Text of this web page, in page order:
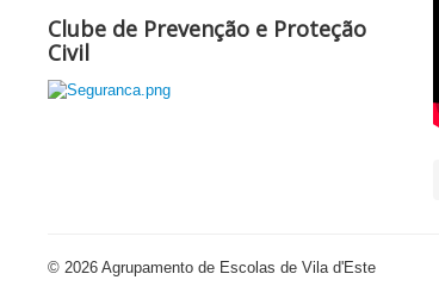
Clube de Prevenção e Proteção
Civil
© 2026 Agrupamento de Escolas de Vila d'Este